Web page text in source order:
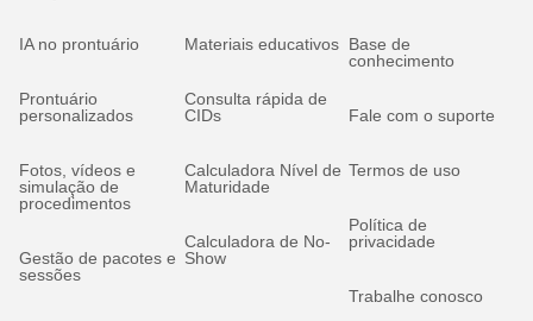
IA no prontuário
Prontuário
personalizados
Fotos, vídeos e
simulação de
procedimentos
Gestão de pacotes e
sessões
Materiais educativos
Consulta rápida de
CIDs
Calculadora Nível de
Maturidade
Calculadora de No-
Show
Base de
conhecimento
Fale com o suporte
Termos de uso
Política de
privacidade
Trabalhe conosco